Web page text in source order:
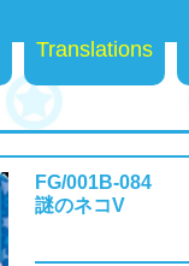
Translations
FG/001B-084
謎のネコV